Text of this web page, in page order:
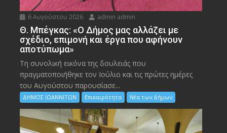
6 Αυγούστου 2026 admin admin
Θ. Μπέγκας: «Ο Δήμος μας αλλάζει με
σχέδιο, επιμονή και έργα που αφήνουν
αποτύπωμα»
Τη συνολική εικόνα της δουλειάς που
πραγματοποιήθηκε τον Ιούλιο και τις πρώτες ημέρες
του Αυγούστου παρουσίασε...
ΔΗΜΟΣ ΙΩΑΝΝΙΤΩΝ Επικαιρότητα Νέα των Δήμων